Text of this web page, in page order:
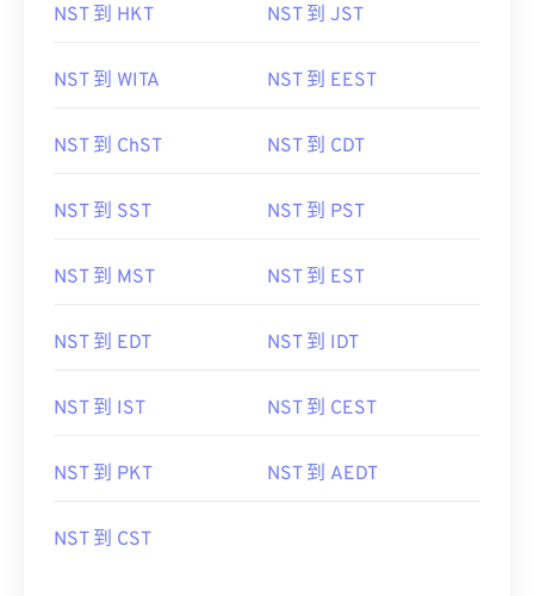
NST 到 HKT NST 到 JST
NST 到 WITA NST 到 EEST
NST 到 ChST NST 到 CDT
NST 到 SST NST 到 PST
NST 到 MST NST 到 EST
NST 到 EDT NST 到 IDT
NST 到 IST NST 到 CEST
NST 到 PKT NST 到 AEDT
NST 到 CST